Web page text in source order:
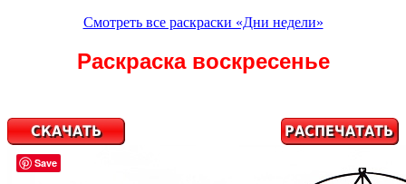
Смотреть все раскраски «Дни недели»
Раскраска воскресенье
Save